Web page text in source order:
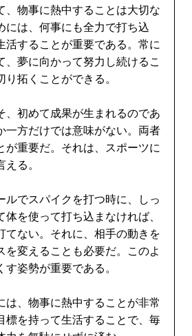
、物事に熱中することは大切な
には、何事にも全力で打ち込
活することが重要である。常に
、夢に向かって努力し続けるこ
拓くことができる。
、初めて成果が生まれるのであ
一方だけでは意味がない。両者
が重要だ。それは、スポーツに
る。
ルでスパイクを打つ時に、しっ
を使って打ち込まなければ、
てない。それに、相手の動きを
を変えることも必要だ。このよ
姿勢が重要である。
は、物事に熱中することが非常
標を持って生活することで、毎